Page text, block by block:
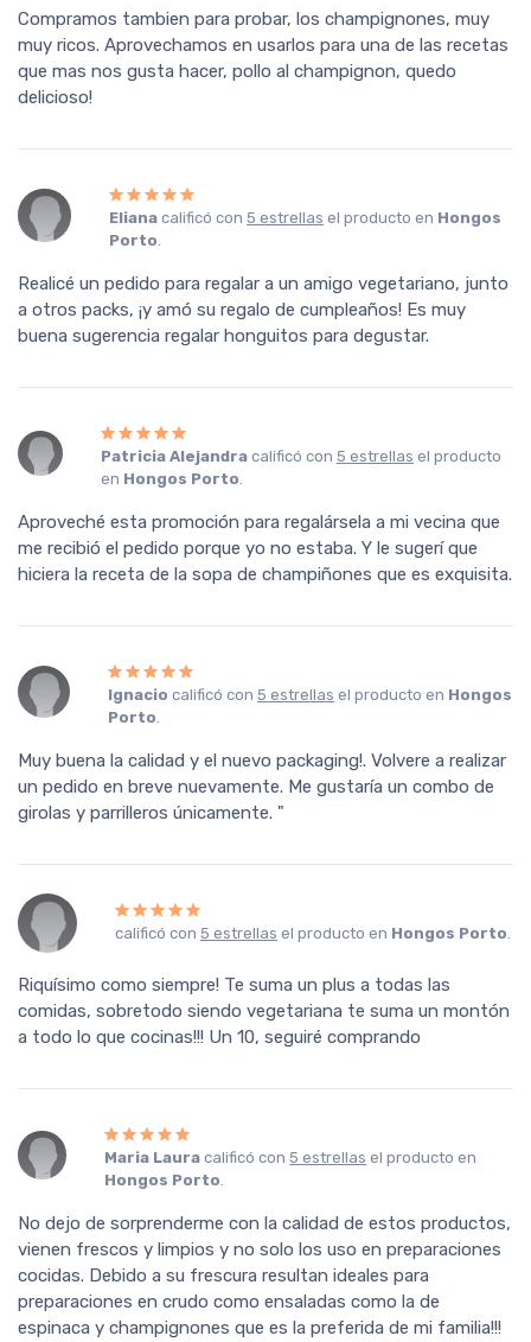
Compramos tambien para probar, los champignones, muy
muy ricos. Aprovechamos en usarlos para una de las recetas
que mas nos gusta hacer, pollo al champignon, quedo
delicioso!
Eliana calificó con5 estrellas el producto en Hongos
Porto.
Realicé un pedido para regalar a un amigo vegetariano, junto
a otros packs, ¡y amó su regalo de cumpleaños! Es muy
buena sugerencia regalar honguitos para degustar.
Patricia Alejandracalificó con 5 estrellas el producto
en Hongos Porto.
Aproveché esta promoción para regalársela a mi vecina que
me recibió el pedido porque yo no estaba. Y le sugerí que
hiciera la receta de la sopa de champiñones que es exquisita.
Ignacio calificó con5 estrellas el producto en Hongos
Porto.
Muy buena la calidad y el nuevo packaging!. Volvere a realizar
un pedido en breve nuevamente. Me gustaría un combo de
girolas y parrilleros únicamente. "
calificó con 5 estrellas el producto en Hongos Porto.
Riquísimo como siempre! Te suma un plus a todas las
comidas, sobretodo siendo vegetariana te suma un montón
a todo lo que cocinas!!! Un 10, seguiré comprando
Maria Laura calificó con5 estrellas el producto en
Hongos Porto.
No dejo de sorprenderme con la calidad de estos productos,
vienen frescos y limpios y no solo los uso en preparaciones
cocidas. Debido a su frescura resultan ideales para
preparaciones en crudo como ensaladas como la de
espinaca y champignones que es la preferida de mi familia!!!